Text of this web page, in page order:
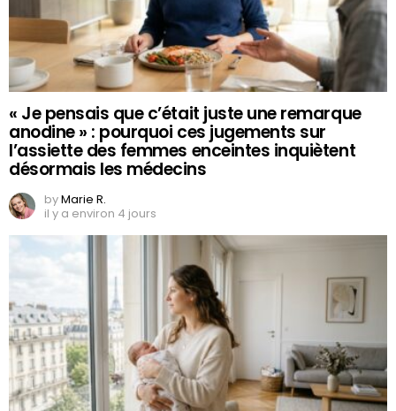
« Je pensais que c’était juste une remarque
anodine » : pourquoi ces jugements sur
l’assiette des femmes enceintes inquiètent
désormais les médecins
byMarie R.
il y a environ 4 jours